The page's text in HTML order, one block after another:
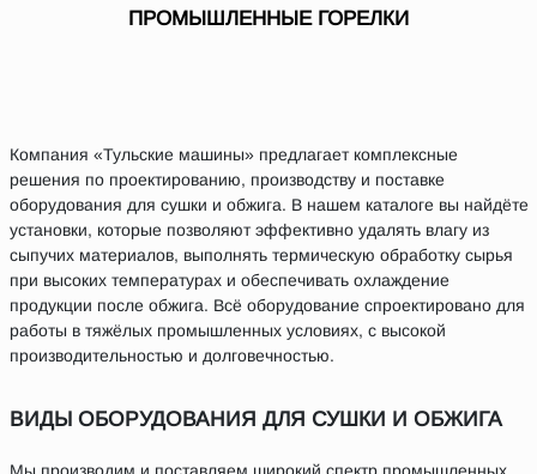
ПРОМЫШЛЕННЫЕ ГОРЕЛКИ
Компания «Тульские машины» предлагает комплексные
решения по проектированию, производству и поставке
оборудования для сушки и обжига. В нашем каталоге вы найдёте
установки, которые позволяют эффективно удалять влагу из
сыпучих материалов, выполнять термическую обработку сырья
при высоких температурах и обеспечивать охлаждение
продукции после обжига. Всё оборудование спроектировано для
работы в тяжёлых промышленных условиях, с высокой
производительностью и долговечностью.
ВИДЫ ОБОРУДОВАНИЯ ДЛЯ СУШКИ И ОБЖИГА